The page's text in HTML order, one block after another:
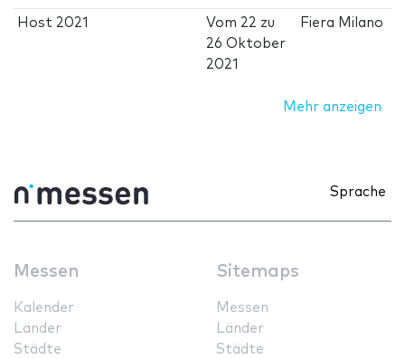
Host 2021 Vom 22 zu
26 Oktober
2021
Fiera Milano
Mehr anzeigen
Sprache
Messen
Kalender
Länder
Städte
Sitemaps
Messen
Länder
Städte